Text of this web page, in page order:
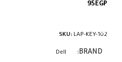
95EGP
SKU: LAP-KEY-102
BRAND
Dell